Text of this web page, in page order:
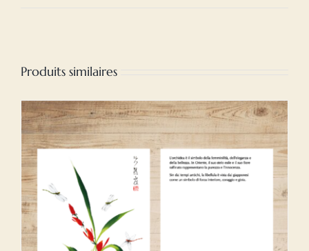
Produits similaires